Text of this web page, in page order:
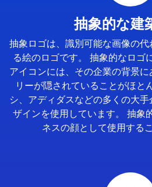
抽象的な建
抽象ロゴは、識別可能な画像の
る絵のロゴです。 抽象的なロゴ
アイコンには、その企業の背景
リーが隠されていることがほと
シ、アディダスなどの多くの大
ザインを使用しています。 抽象
ネスの顔として使用する